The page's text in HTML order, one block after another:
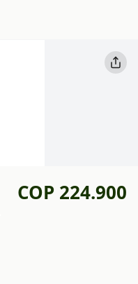
COP 224.900